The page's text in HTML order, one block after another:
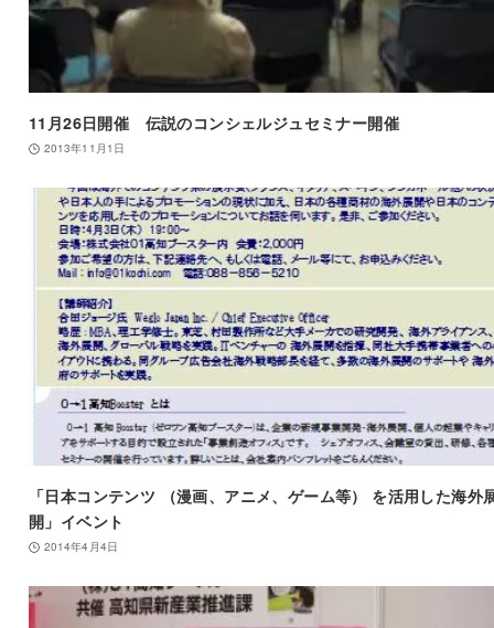
11月26日開催 伝説のコンシェルジュセミナー開催
2013年11月1日
「日本コンテンツ （漫画、アニメ、ゲーム等） を活用した海外
開」イベント
2014年4月4日